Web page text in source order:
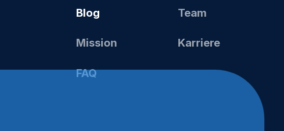
Blog Team
Mission Karriere
FAQ